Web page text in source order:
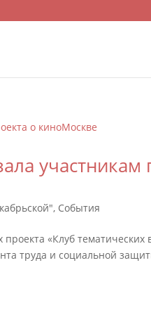
участникам
, События
«Клуб тематических
труда и социальной